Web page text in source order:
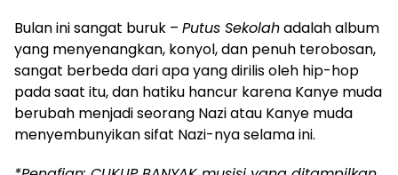
Bulan ini sangat buruk – Putus Sekolahadalah album
yang menyenangkan, konyol, dan penuh terobosan,
sangat berbeda dari apa yang dirilis oleh hip-hop
pada saat itu, dan hatiku hancur karena Kanye muda
berubah menjadi seorang Nazi atau Kanye muda
menyembunyikan sifat Nazi-nya selama ini.